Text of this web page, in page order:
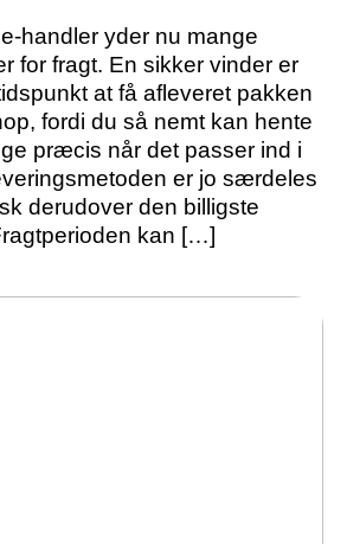
handler yder nu mange
for fragt. En sikker vinder er
at få afleveret pakken
fordi du så nemt kan hente
præcis når det passer ind i
er jo særdeles
derudover den billigste
kan […]